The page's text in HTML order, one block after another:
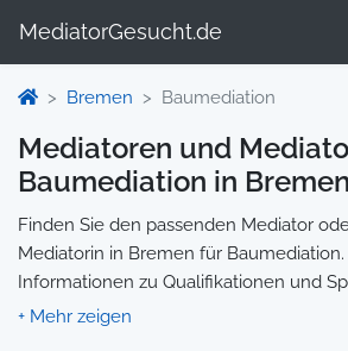
MediatorGesucht.de
Bremen Baumediation
Mediatoren und
Baumediation in Bremen
Finden Sie den passenden Mediator
Mediatorin in Bremen für
Informationen zu Qualifikationen und
sodass Sie gezielt die richtige Person für